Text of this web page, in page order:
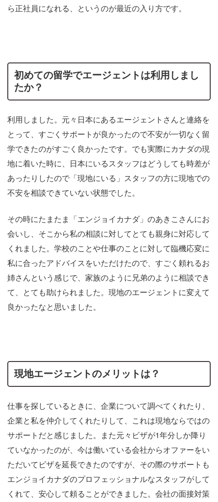
ら正社員になれる、というのが最近の入り方です。
初めての留学でエージェントは利用しまし
たか？
利用しました。元々日本にあるエージェントさんと連絡を
とって、すごくサポートが良かったので不安が一切なく留
学できたのがすごく良かったです。でも実際にカナダの現
地に着いた時に、日本にいるスタッフはどうしても時差が
あったりしたので「現地にいる」スタッフの方に現地での
不安を相談できていない状態でした。
その時にたまたま「エンジョイカナダ」のあきこさんにお
会いし、そこから私の相談に対してとても親身に対応して
くれました。学校のことや仕事のことに対して臨機応変に
私に合ったアドバイスをいただけたので、すごく頼れるお
姉さんという感じで、家族のように兄弟のように相談でき
て、とても助けられました。現地のエージェントに変えて
良かったなと思いました。
現地エージェントのメリットは？
仕事を探しているときに、企業について調べてくれたり、
企業と私を仲介してくれたりして、これは現地ならではの
サポートだと感じました。また元々ビザが1年分しか降り
ていなかったのが、今は働いている会社からオファーをい
ただいてビザを延長できたのですが、その際のサポートも
エンジョイカナダのプロフェッショナルなスタッフがして
くれて、安心して頼ることができました。会社の面接対策